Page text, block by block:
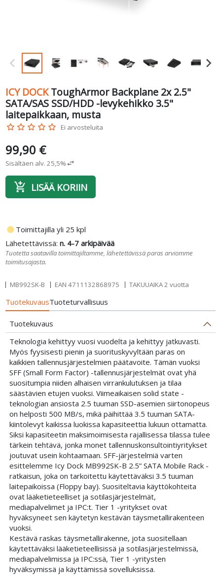
ICY DOCK ToughArmor Backplane 2x 2.5"
SATA/SAS SSD/HDD -levykehikko 3.5"
laitepaikkaan, musta
star_border star_border star_border star_border star_border Ei arvosteluita
99,90 €
Sisältäen alv. 25,5%swap_horiz
add_shopping_cart LISÄÄ KORIIN
fiber_manual_record Toimittajilla yli 25 kpl
Lähetettävissä:n. 4-7 arkipäivää
Tuotetta saatavilla toimittajiltamme, lähetettävissä paras arviomme
toimitusajasta.
MB992SK-B EAN 4711132868975 TAKUUAIKA 2 vuotta
TuotekuvausTuoteturvallisuus
Tuotekuvaus
Teknologia kehittyy vuosi vuodelta ja kehittyy jatkuvasti.
Myös fyysisesti pienin ja suorituskyvyltään paras on
kaikkien tallennusjärjestelmien päätavoite. Tämän vuoksi
SFF (Small Form Factor) -tallennusjärjestelmät ovat yhä
suositumpia niiden alhaisen virrankulutuksen ja tilaa
säästävien etujen vuoksi. Viimeaikaisen solid state -
teknologian ansiosta 2.5 tuuman SSD-asemien siirtonopeus
on helposti 500 MB/s, mikä päihittää 3.5 tuuman SATA-
kiintolevyt kaikissa luokissa kapasiteettia lukuun ottamatta.
Siksi kapasiteetin maksimoimisesta rajallisessa tilassa tulee
tärkein tehtävä, jonka monet tallennuskonsultointiyritykset
joutuvat usein kohtaamaan. SFF-järjestelmiä varten
esittelemme Icy Dock MB992SK-B 2.5” SATA Mobile Rack -
ratkaisun, joka on tarkoitettu käytettäväksi 3.5 tuuman
laitepaikoissa (Floppy bay). Suositeltavia käyttökohteita
ovat lääketieteelliset ja sotilasjärjestelmät,
mediapalvelimet ja IPC:t. Tier 1 -yritykset ovat
hyväksyneet sen käytetyn kestävän täysmetallirakenteen
vuoksi.
Kestävä raskas täysmetallirakenne, jota suositellaan
käytettäväksi lääketieteellisissä ja sotilasjärjestelmissä,
mediapalvelimissa ja IPC:ssä, Tier 1 -yritysten
hyväksymissä ja käyttämissä sovelluksissa.